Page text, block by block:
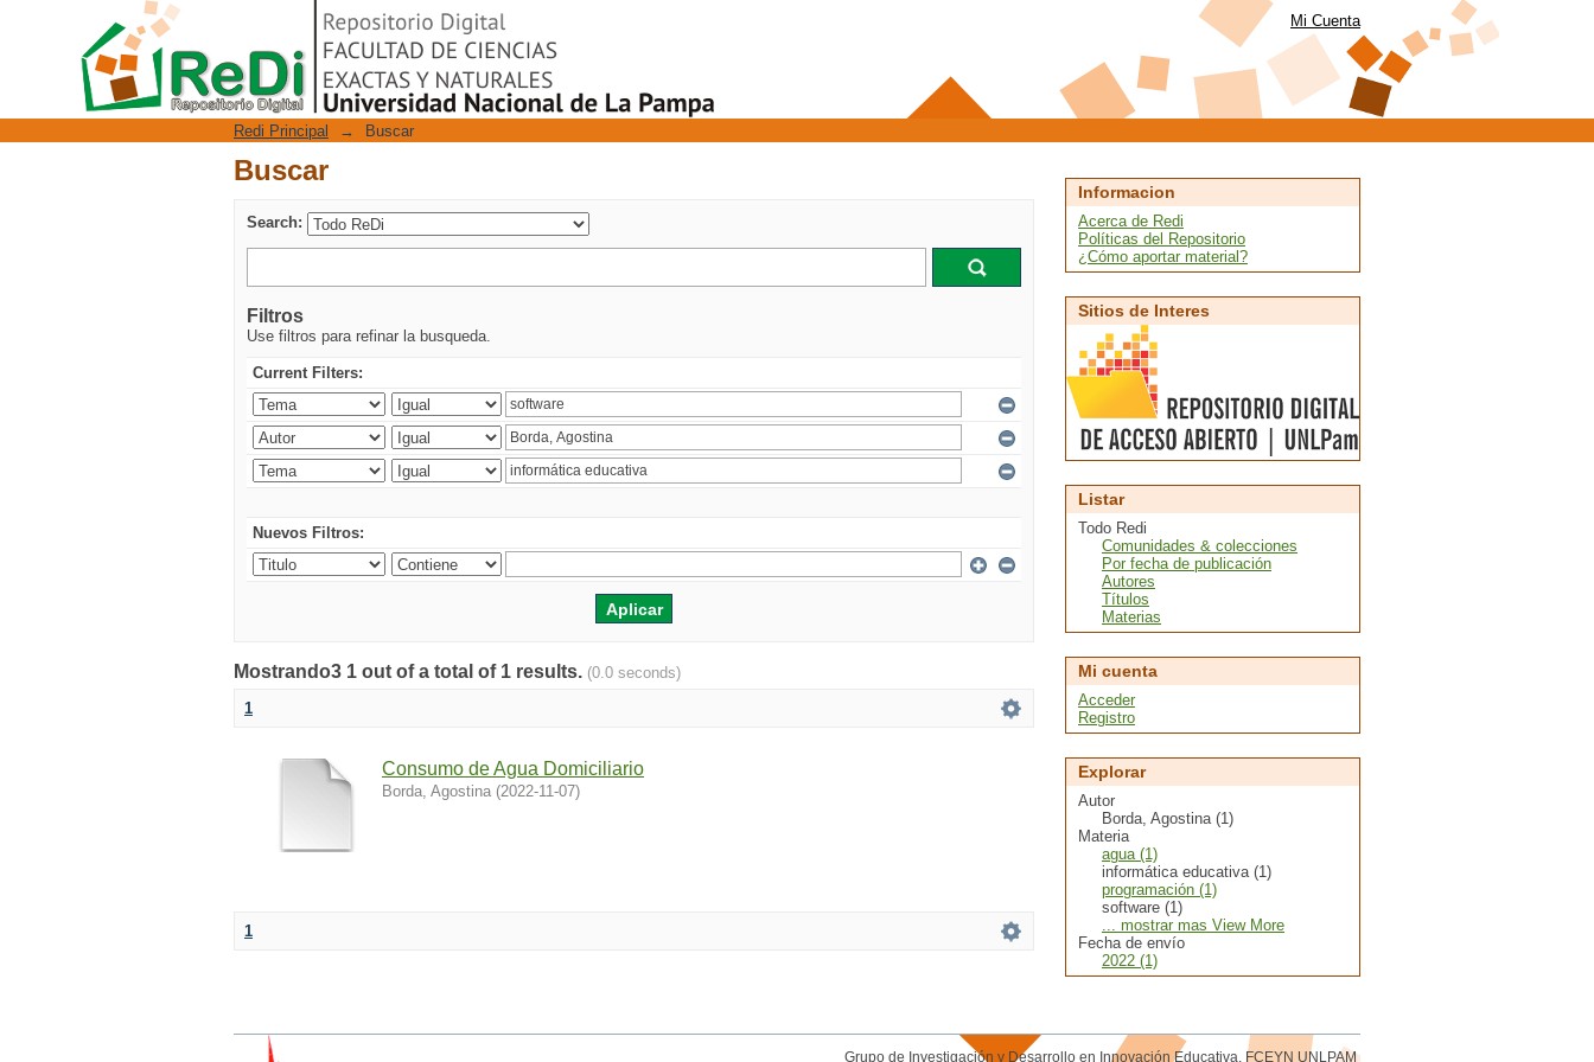
Buscar
Repositorio Digital Mi Cuenta
Redi Principal → Buscar
Buscar
Search:
Filtros
Use filtros para refinar la busqueda.
Current Filters:
Nuevos Filtros:
Mostrando3 1 out of a total of 1 results. (0.0 seconds)
1
Consumo de Agua Domiciliario
Borda, Agostina (2022-11-07)
1
Informacion
Acerca de Redi
Políticas del Repositorio
¿Cómo aportar material?
Sitios de Interes
Listar
Todo Redi
Comunidades & colecciones
Por fecha de publicación
Autores
Títulos
Materias
Mi cuenta
Acceder
Registro
Explorar
Autor
Borda, Agostina (1)
Materia
agua (1)
informática educativa (1)
programación (1)
software (1)
... mostrar mas View More
Fecha de envío
2022 (1)
Grupo de Investigación y Desarrollo en Innovación Educativa. FCEYN UNLPAM